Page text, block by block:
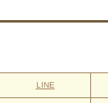
LINE